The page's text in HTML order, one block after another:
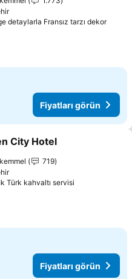
detaylarla Fransız tarzı dekor
Fiyatları görün
ekle
City Hotel
719
Türk kahvaltı servisi
Fiyatları görün